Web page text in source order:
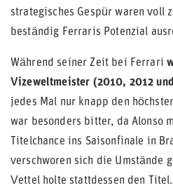
strategisches Gespür waren voll
beständig Ferraris Potenzial
Während seiner Zeit bei Ferrari
Vizeweltmeister (2010, 2012
jedes Mal nur knapp den
war besonders bitter, da Alonso
Titelchance ins Saisonfinale in
verschworen sich die Umstände
Vettel holte stattdessen den Titel.